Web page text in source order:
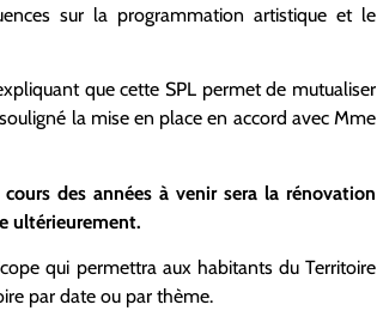
sur la programmation artistique et le
que cette SPL permet de mutualiser
la mise en place en accord avec Mme
des années à venir sera la rénovation
ultérieurement.
qui permettra aux habitants du Territoire
par date ou par thème.